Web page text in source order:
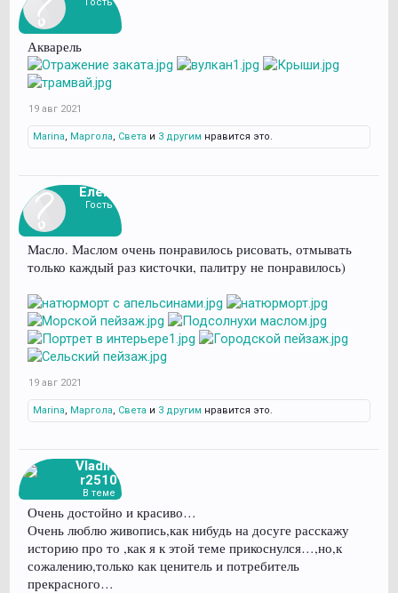
Акварель
19 авг 2021
Marina, Маргола, Света и 3 другим нравится это.
Елена
Гость
Масло. Маслом очень понравилось рисовать, отмывать
только каждый раз кисточки, палитру не понравилось)
19 авг 2021
Marina, Маргола, Света и 3 другим нравится это.
Vladimi
r2510
В теме
Очень достойно и красиво…
Очень люблю живопись,как нибудь на досуге расскажу
историю про то ,как я к этой теме прикоснулся…,но,к
сожалению,только как ценитель и потребитель
прекрасного…